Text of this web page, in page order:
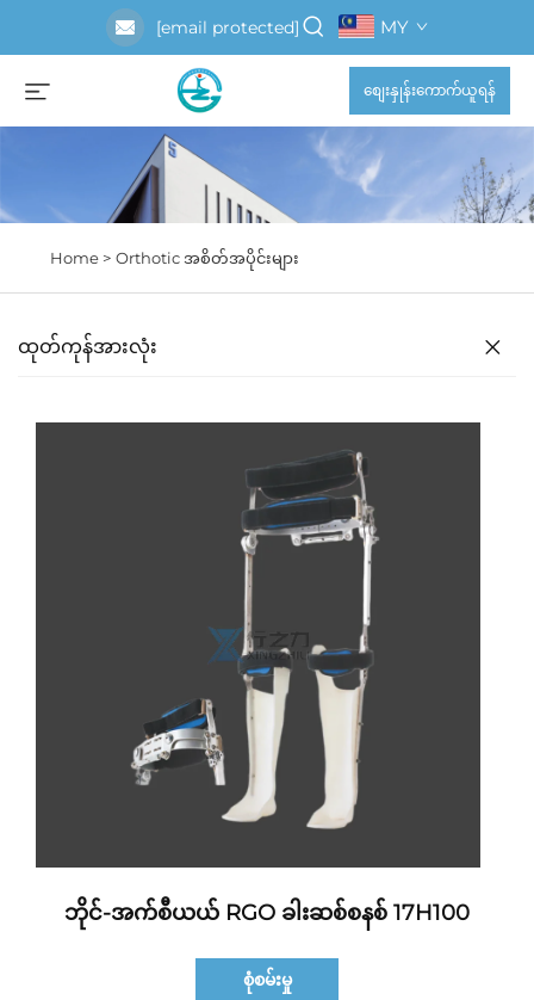
[email protected] MY
စျေးနှုန်းကောက်ယူရန်
Home > Orthotic အစိတ်အပိုင်းများ
ထုတ်ကုန်အားလုံး
ဘိုင်-အက်စီယယ် RGO ခါးဆစ်စနစ် 17H100
စုံစမ်းမှု